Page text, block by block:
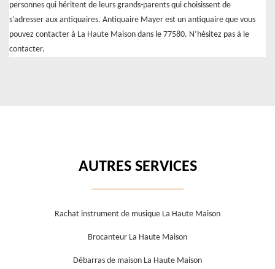
personnes qui héritent de leurs grands-parents qui choisissent de
s’adresser aux antiquaires. Antiquaire Mayer est un antiquaire que vous
pouvez contacter à La Haute Maison dans le 77580. N’hésitez pas à le
contacter.
AUTRES SERVICES
Rachat instrument de musique La Haute Maison
Brocanteur La Haute Maison
Débarras de maison La Haute Maison